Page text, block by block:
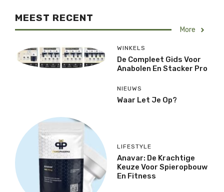
MEEST RECENT
More
WINKELS
De Compleet Gids Voor
Anabolen En Stacker Pro
NIEUWS
Waar Let Je Op?
LIFESTYLE
Anavar: De Krachtige
Keuze Voor Spieropbouw
En Fitness